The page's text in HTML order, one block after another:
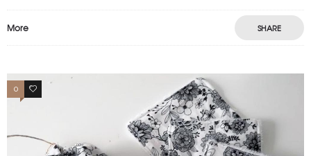
More SHARE
0 1